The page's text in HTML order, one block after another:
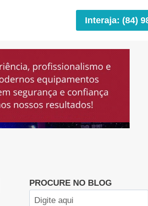
Interaja: (84)
PROCURE NO BLOG